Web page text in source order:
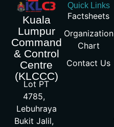
Kuala
Lumpur
Command
& Control
Centre
(KLCCC)
Lot PT
4785,
Lebuhraya
Bukit Jalil,
Quick Links
Factsheets
Organization
Chart
Contact Us